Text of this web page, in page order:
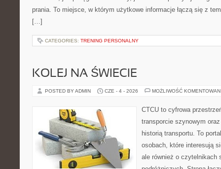
prania. To miejsce, w którym użytkowe informacje łączą się z
[…]
CATEGORIES: TRENING PERSONALNY
KOLEJ NA ŚWIECIE
POSTED BY ADMIN CZE - 4 - 2026 MOŻLIWOŚĆ
CTCU to cyfrowa
transporcie szynowym
historią transportu. To
osobach, które interesują
ale również o czytelnikach